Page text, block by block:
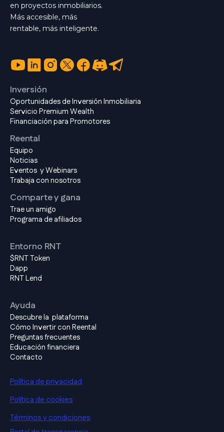
en proyectos inmobiliarios.
Más accesible, más
rentable, más inteligente.
Inversión
Oportunidades de Inversión Inmobiliaria
Servicio Premium Wealth
Financiación para Promotores
Reental
Equipo
Noticias
Eventos y Webinars
Trabaja con nosotros
Comparte y gana
Trae un amigo
Programa de afiliados
Entorno RNT
$RNT Token
Dapp
RNT Lend
Ayuda
Descubre la plataforma
Cómo Invertir con Reental
Preguntas frecuentes
Educación financiera
Contacto
Política de privacidad
Política de cookies
Términos y condiciones